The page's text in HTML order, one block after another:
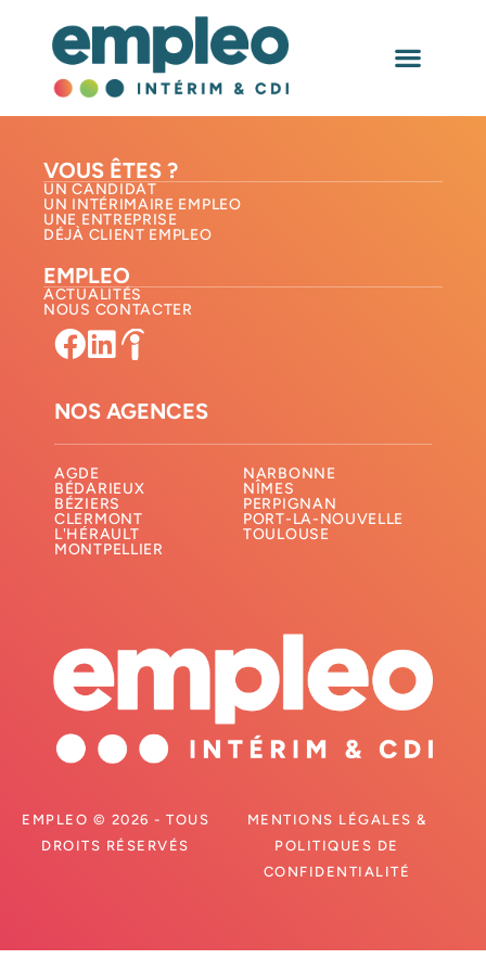
Localisation : Gignac
VOUS ÊTES ?
UN CANDIDAT
UN INTÉRIMAIRE EMPLEO
UNE ENTREPRISE
DÉJÀ CLIENT EMPLEO
EMPLEO
ACTUALITÉS
NOUS CONTACTER​
NOS AGENCES
AGDE
BÉDARIEUX
BÉZIERS
CLERMONT
L'HÉRAULT
MONTPELLIER
NARBONNE
NÎMES
PERPIGNAN
PORT-LA-NOUVELLE
TOULOUSE
EMPLEO © 2026 - TOUS
DROITS RÉSERVÉS
MENTIONS LÉGALES &
POLITIQUES DE
CONFIDENTIALITÉ